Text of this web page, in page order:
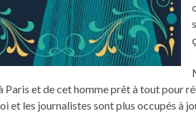
Paris et de cet homme prêt à tout pour
et les journalistes sont plus occupés à